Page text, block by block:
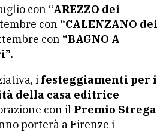
con “AREZZO dei
con “CALENZANO dei
con “BAGNO A
i festeggiamenti per i
della casa editrice
con il Premio Strega
porterà a Firenze i